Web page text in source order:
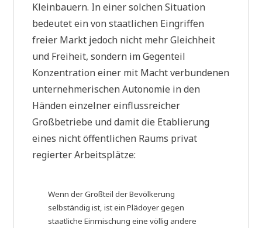
Kleinbauern. In einer solchen Situation
bedeutet ein von staatlichen Eingriffen
freier Markt jedoch nicht mehr Gleichheit
und Freiheit, sondern im Gegenteil
Konzentration einer mit Macht verbundenen
unternehmerischen Autonomie in den
Händen einzelner einflussreicher
Großbetriebe und damit die Etablierung
eines nicht öffentlichen Raums privat
regierter Arbeitsplätze:
Wenn der Großteil der Bevölkerung
selbständig ist, ist ein Plädoyer gegen
staatliche Einmischung eine völlig andere